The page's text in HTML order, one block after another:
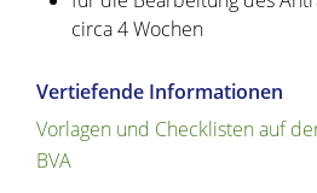
circa 4 Wochen
Vertiefende Informationen
Vorlagen und Checklisten auf
BVA